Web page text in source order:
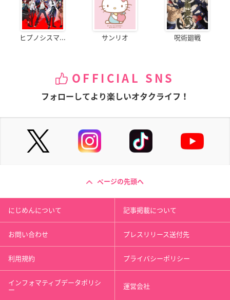
ヒプノシスマ... サンリオ 呪術廻戦
OFFICIAL SNS
フォローしてより楽しいオタクライフ！
ページの先頭へ
にじめんについて 記事掲載について
お問い合わせ プレスリリース送付先
利用規約 プライバシーポリシー
インフォマティブデータポリシ
ー 運営会社